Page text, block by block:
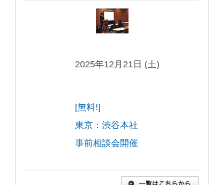
2025年12月21日 (土)
[無料!]
東京：渋谷本社
事前相談会開催